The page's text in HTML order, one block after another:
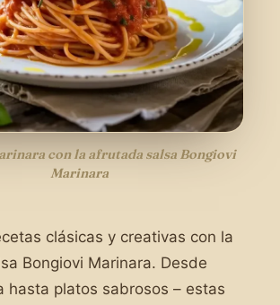
con la afrutada salsa Bongiovi
Marinara
clásicas y creativas con la
Bongiovi Marinara. Desde
hasta platos sabrosos – estas